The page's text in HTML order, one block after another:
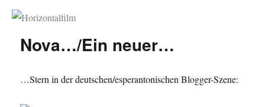
Horizontalfilm
Nova…/Ein neuer…
…Stern in der deutschen/esperantonischen Blogger-Szene: